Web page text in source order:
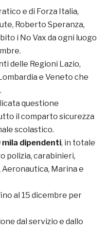
e di Forza Italia,
Roberto Speranza,
i No Vax da ogni luogo
delle Regioni Lazio,
e Veneto che
questione
il comparto sicurezza
scolastico.
mila dipendenti, in totale
polizia, carabinieri,
Aeronautica, Marina e
al 15 dicembre per
dal servizio e dallo